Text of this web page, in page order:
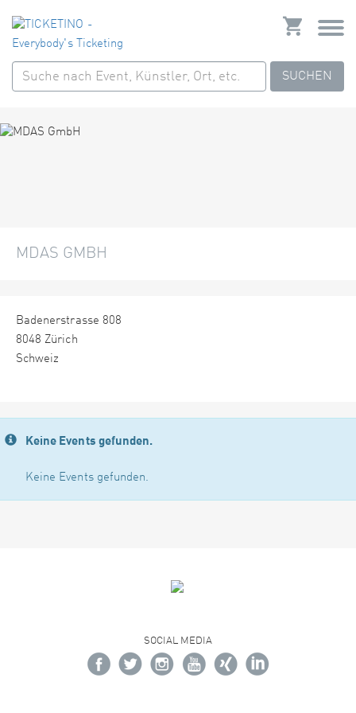
SUCHEN
MDAS GMBH
Badenerstrasse 808
8048 Zürich
Schweiz
Keine Events gefunden.
Keine Events gefunden.
SOCIAL MEDIA